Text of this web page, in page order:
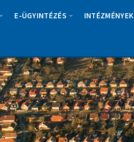
E-ÜGYINTÉZÉS INTÉZMÉNYEK